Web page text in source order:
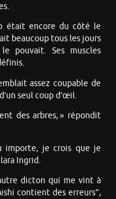
était encore du côté le
beaucoup tous les jours
pouvait. Ses muscles
assez coupable de
seul coup d’œil.
des arbres, » répondit
importe, je crois que je
Ingrid.
dicton qui me vint à
contient des erreurs”,